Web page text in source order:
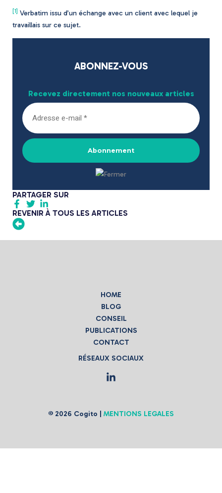
[1] Verbatim issu d’un échange avec un client avec lequel je
travaillais sur ce sujet.
ABONNEZ-VOUS
Recevez directement nos nouveaux articles
PARTAGER SUR
REVENIR À TOUS LES ARTICLES
HOME
BLOG
CONSEIL
PUBLICATIONS
CONTACT
RÉSEAUX SOCIAUX
© 2026 Cogito | MENTIONS LEGALES